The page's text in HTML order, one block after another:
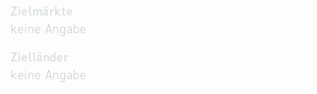
Zielmärkte
keine Angabe
Zielländer
keine Angabe